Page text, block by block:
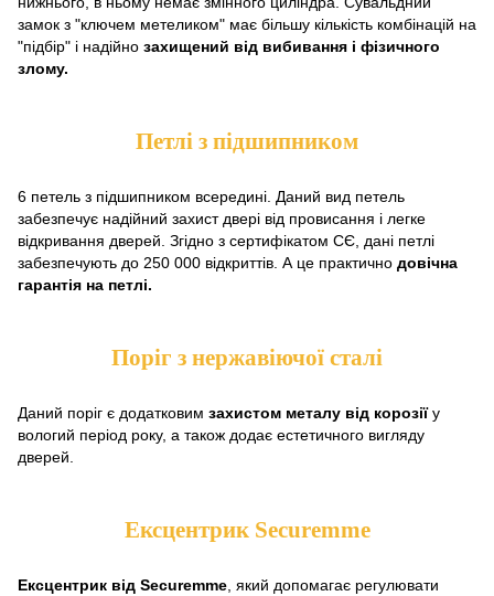
замок з "ключем метеликом" має більшу кількість комбінацій на
"підбір" і надійно захищений від вибивання і фізичного
злому.
Петлі з підшипником
6 петель з підшипником всередині. Даний вид петель
забезпечує надійний захист двері від провисання і легке
відкривання дверей. Згідно з сертифікатом СЄ, дані петлі
забезпечують до 250 000 відкриттів. А це практично довічна
гарантія на петлі.
Поріг з нержавіючої сталі
Даний поріг є додатковим захистом металу від корозіїу
вологий період року, а також додає естетичного вигляду
дверей.
Ексцентрик Securemme
Ексцентрик від Securemme, який допомагає регулювати